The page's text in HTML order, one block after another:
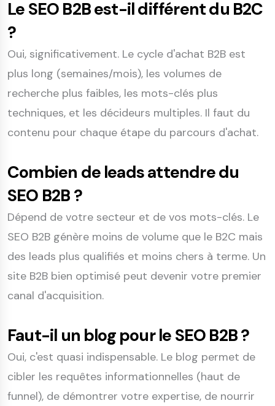
Le SEO B2B est-il différent du B2C
?
Oui, significativement. Le cycle d'achat B2B est
plus long (semaines/mois), les volumes de
recherche plus faibles, les mots-clés plus
techniques, et les décideurs multiples. Il faut du
contenu pour chaque étape du parcours d'achat.
Combien de leads attendre du
SEO B2B ?
Dépend de votre secteur et de vos mots-clés. Le
SEO B2B génère moins de volume que le B2C mais
des leads plus qualifiés et moins chers à terme. Un
site B2B bien optimisé peut devenir votre premier
canal d'acquisition.
Faut-il un blog pour le SEO B2B ?
Oui, c'est quasi indispensable. Le blog permet de
cibler les requêtes informationnelles (haut de
funnel), de démontrer votre expertise, de nourrir